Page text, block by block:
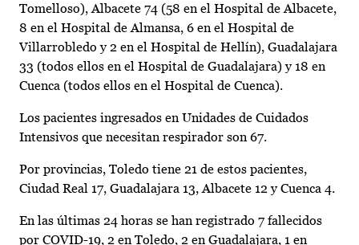
Tomelloso), Albacete 74 (58 en el Hospital de Albacete,
8 en el Hospital de Almansa, 6 en el Hospital de
Villarrobledo y 2 en el Hospital de Hellín), Guadalajara
33 (todos ellos en el Hospital de Guadalajara) y 18 en
Cuenca (todos ellos en el Hospital de Cuenca).
Los pacientes ingresados en Unidades de Cuidados
Intensivos que necesitan respirador son 67.
Por provincias, Toledo tiene 21 de estos pacientes,
Ciudad Real 17, Guadalajara 13, Albacete 12 y Cuenca 4.
En las últimas 24 horas se han registrado 7 fallecidos
por COVID-19, 2 en Toledo, 2 en Guadalajara, 1 en